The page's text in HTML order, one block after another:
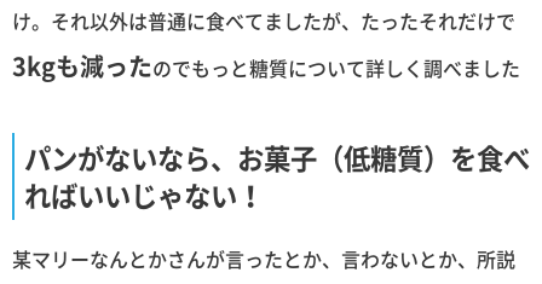
け。それ以外は普通に食べてましたが、たったそれだけで
3kgも減ったのでもっと糖質について詳しく調べました
パンがないなら、お菓子（低糖質）を食べ
ればいいじゃない！
某マリーなんとかさんが言ったとか、言わないとか、所説